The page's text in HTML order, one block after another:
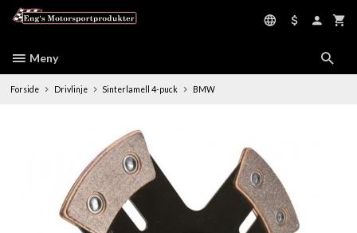
Meny
Forside Drivlinje Sinterlamell 4-puck BMW